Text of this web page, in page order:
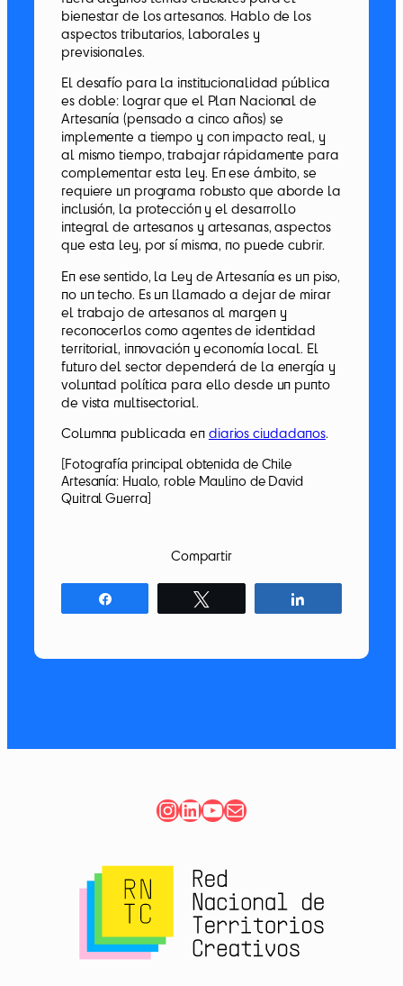
bienestar de los artesanos. Hablo de los
aspectos tributarios, laborales y
previsionales.
El desafío para la institucionalidad pública
es doble: lograr que el Plan Nacional de
Artesanía (pensado a cinco años) se
implemente a tiempo y con impacto real, y
al mismo tiempo, trabajar rápidamente para
complementar esta ley. En ese ámbito, se
requiere un programa robusto que aborde la
inclusión, la protección y el desarrollo
integral de artesanos y artesanas, aspectos
que esta ley, por sí misma, no puede cubrir.
En ese sentido, la Ley de Artesanía es un piso,
no un techo. Es un llamado a dejar de mirar
el trabajo de artesanos al margen y
reconocerlos como agentes de identidad
territorial, innovación y economía local. El
futuro del sector dependerá de la energía y
voluntad política para ello desde un punto
de vista multisectorial.
Columna publicada en diarios ciudadanos.
[Fotografía principal obtenida de Chile
Artesanía: Hualo, roble Maulino de David
Quitral Guerra]
Compartir
Instagram
LinkedIn
YouTube
Correo electrónico